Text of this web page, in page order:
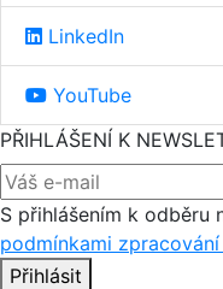
LinkedIn
YouTube
PŘIHLÁŠENÍ K
S přihlášením k odběru
podmínkami
Přihlásit